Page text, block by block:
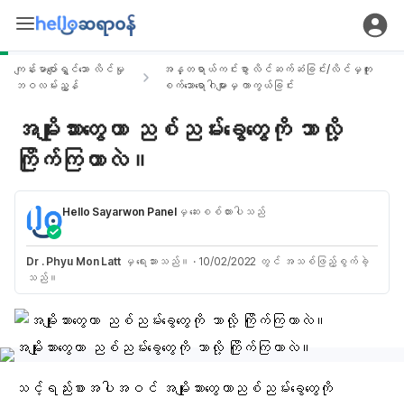
ကျန်းမာပျော်ရွှင်သော လိင်မှု
ဘဝလမ်းညွှန်
အန္တရာယ်ကင်းစွာ လိင်ဆက်ဆံခြင်း/လိင်မှကူး
စက်သောရောဂါများမှ ကာကွယ်ခြင်း
အမျိုးသားတွေဟာ ညစ်ညမ်းခွေတွေကို ဘာလို့
ကြိုက်ကြတာလဲ။
Hello Sayarwon Panelမှ ဆေးစစ်ထားပါသည်
Dr . Phyu Mon Lattမှ ရေးသားသည်။ · 10/02/2022 တွင် အသစ်ဖြည့်စွက်ခဲ့
သည်။
သင့်ရည်းစားအပါအဝင် အမျိုးသားတွေဟာညစ်ညမ်းခွေတွေကို